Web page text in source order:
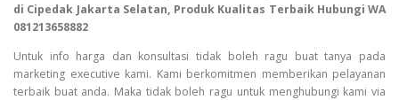
di Cipedak Jakarta Selatan, Produk Kualitas Terbaik Hubungi WA
081213658882
Untuk info harga dan konsultasi tidak boleh ragu buat tanya pada
marketing executive kami. Kami berkomitmen memberikan pelayanan
terbaik buat anda. Maka tidak boleh ragu untuk menghubungi kami via